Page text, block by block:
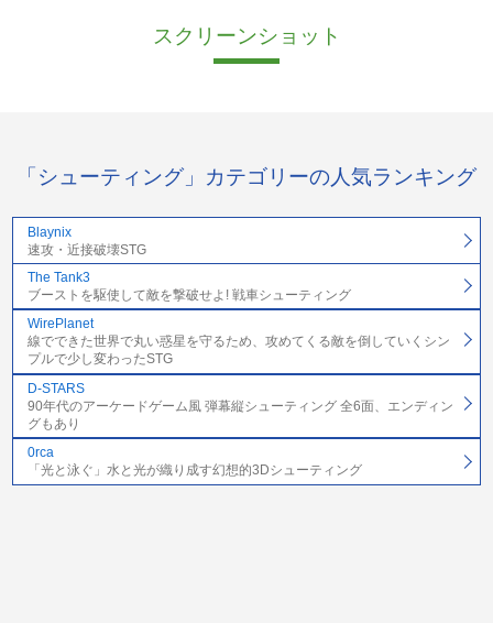
スクリーンショット
「シューティング」カテゴリーの人気ランキング
Blaynix
速攻・近接破壊STG
The Tank3
ブーストを駆使して敵を撃破せよ! 戦車シューティング
WirePlanet
線でできた世界で丸い惑星を守るため、攻めてくる敵を倒していくシン
プルで少し変わったSTG
D-STARS
90年代のアーケードゲーム風 弾幕縦シューティング 全6面、エンディン
グもあり
0rca
「光と泳ぐ」水と光が織り成す幻想的3Dシューティング